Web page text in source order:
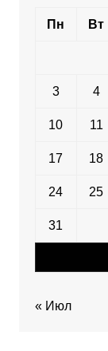
Пн Вт
3 4
10 11
17 18
24 25
31
« Июл